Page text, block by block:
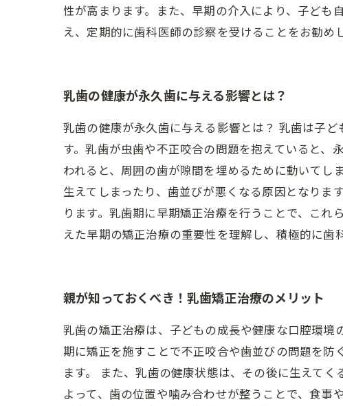
性が高まります。また、早期の介入により、子ども
え、定期的に歯科医師の診察を受けることをお勧め
乳歯の健康が永久歯に与える影響とは？
乳歯の健康が永久歯に与える影響とは？ 乳歯は子
す。乳歯が虫歯や不正咬合の問題を抱えていると
われると、周囲の歯が隙間を埋めるために動いて
生えてしまったり、歯並びが悪くなる原因となりま
ります。乳歯期に早期矯正治療を行うことで、こ
えた早期の矯正治療の重要性を理解し、積極的に歯
親が知っておくべき！乳歯矯正治療のメリット
乳歯の矯正治療は、子どもの成長や健康な口腔環
期に矯正を施すことで不正咬合や歯並びの問題を
ます。 また、乳歯の健康状態は、その後に生えて
よって、歯の位置や噛み合わせが整うことで、食